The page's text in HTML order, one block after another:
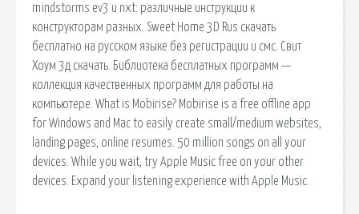
mindstorms ev3 и nxt: различные инструкции к
конструкторам разных. Sweet Home 3D Rus скачать
бесплатно на русском языке без регистрации и смс. Свит
Хоум 3д скачать. Библиотека бесплатных программ —
коллекция качественных программ для работы на
компьютере. What is Mobirise? Mobirise is a free offline app
for Windows and Mac to easily create small/medium websites,
landing pages, online resumes. 50 million songs on all your
devices. While you wait, try Apple Music free on your other
devices. Expand your listening experience with Apple Music.